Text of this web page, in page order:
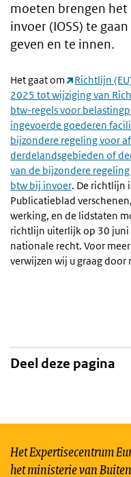
moeten brengen
invoer (IOSS) te
geven en te innen.
Het gaat om
Richtlijn
2025 tot wijziging van
btw-regels voor
ingevoerde goederen
bijzondere regeling voor
derdelandsgebieden of
van de bijzondere
btw bij invoer. De richtlijn
Publicatieblad
werking, en de lidstaten
richtlijn uiterlijk op 30
nationale recht. Voor
verwijzen wij u graag door
Deel deze pagina
Het Expertisecentrum
het ministerie van